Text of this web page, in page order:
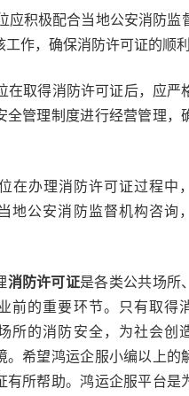
应积极配合当地公安消防监
作，确保消防许可证的顺利
在取得消防许可证后，应严
全管理制度进行经营管理，
在办理消防许可证过程中
地公安消防监督机构咨询
消防许可证是各类公共场所
前的重要环节。只有取得
所的消防安全，为社会创
。希望鸿运企服小编以上的
有所帮助。鸿运企服平台是